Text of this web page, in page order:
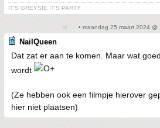
IT'S GREYSIE IT'S PARTY
• maandag 25 maart 2024 @
NailQueen
Dat zat er aan te komen. Maar wat
wordt
(Ze hebben ook een filmpje hierover
hier niet plaatsen)